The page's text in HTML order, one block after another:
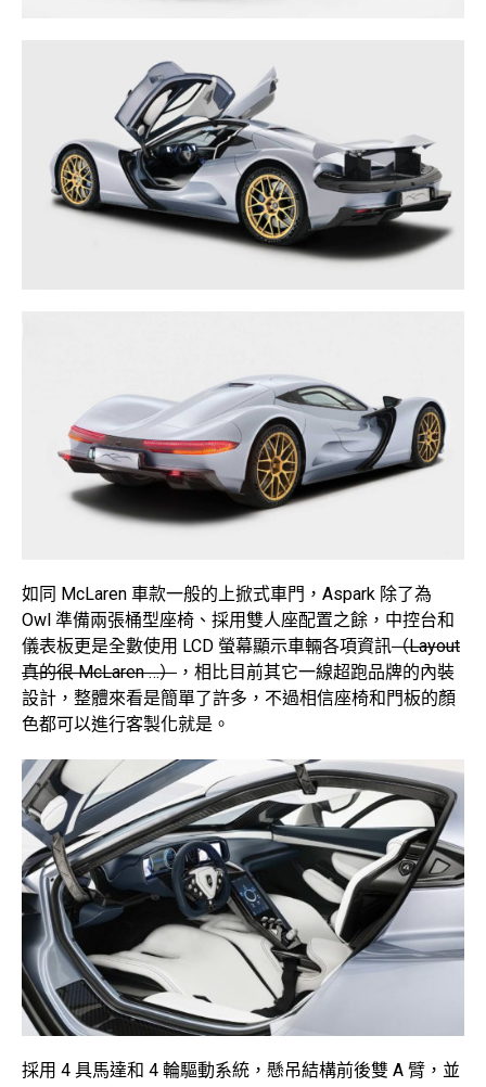
如同 McLaren 車款一般的上掀式車門，Aspark 除了為
Owl 準備兩張桶型座椅、採用雙人座配置之餘，中控台和
儀表板更是全數使用 LCD 螢幕顯示車輛各項資訊（Layout
真的很 McLaren …） ，相比目前其它一線超跑品牌的內裝
設計，整體來看是簡單了許多，不過相信座椅和門板的顏
色都可以進行客製化就是。
採用 4 具馬達和 4 輪驅動系統，懸吊結構前後雙 A 臂，並